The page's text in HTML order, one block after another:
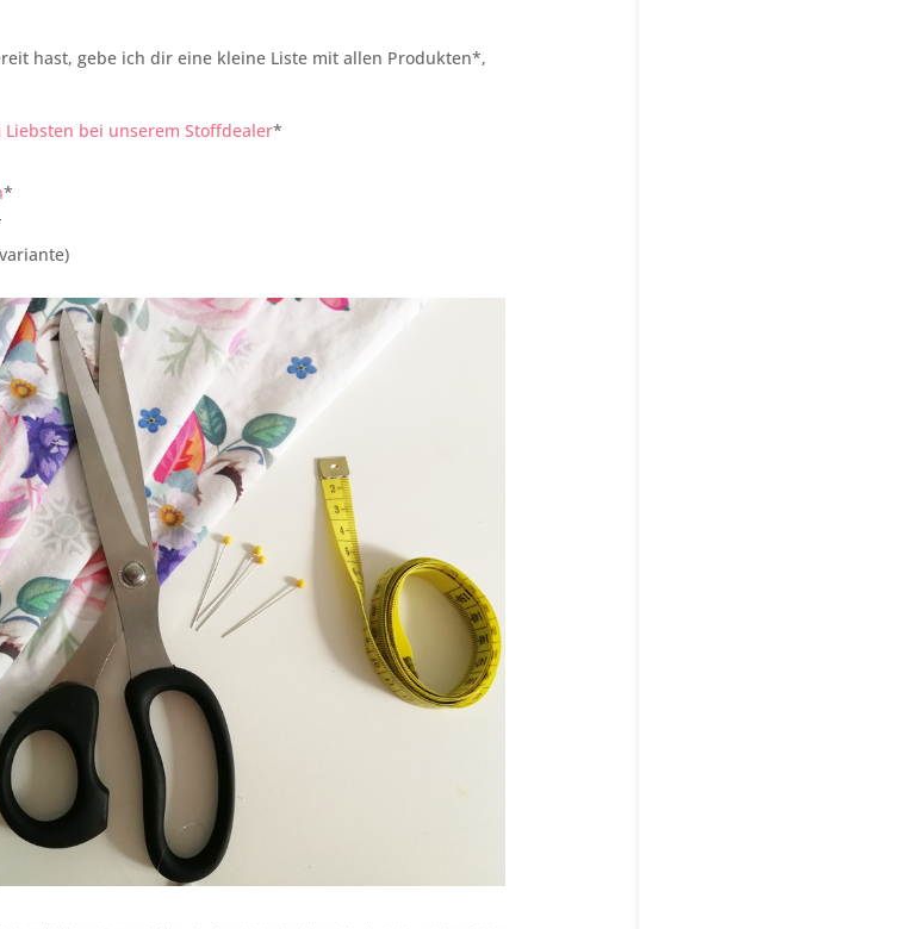
hast, gebe ich dir eine kleine Liste mit allen Produkten*,
bei unserem Stoffdealer*
*